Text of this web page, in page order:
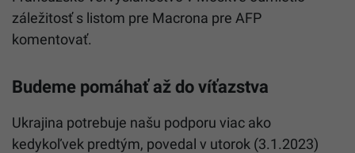
záležitosť s listom pre Macrona pre AFP
komentovať.
Budeme pomáhať až do víťazstva
Ukrajina potrebuje našu podporu viac ako
kedykoľvek predtým, povedal v utorok (3.1.2023)